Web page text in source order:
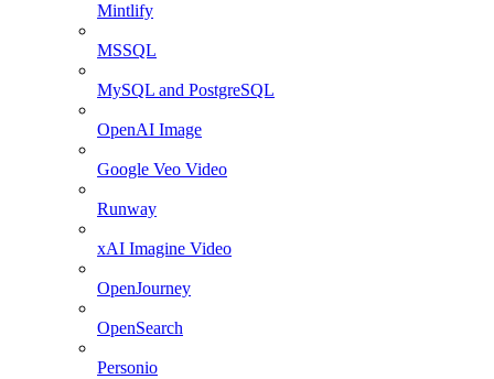
Mintlify
MSSQL
MySQL and PostgreSQL
OpenAI Image
Google Veo Video
Runway
xAI Imagine Video
OpenJourney
OpenSearch
Personio